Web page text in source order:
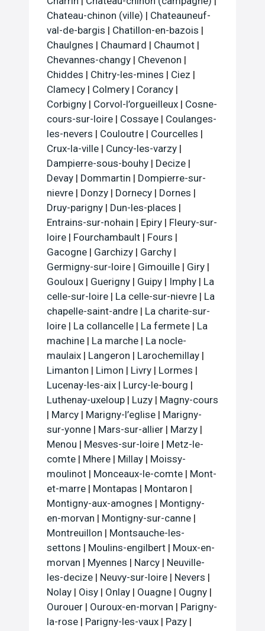
Chateau-chinon (ville) | Chateauneuf-
val-de-bargis | Chatillon-en-bazois |
Chaulgnes | Chaumard | Chaumot |
Chevannes-changy | Chevenon |
Chiddes | Chitry-les-mines | Ciez |
Clamecy | Colmery | Corancy |
Corbigny | Corvol-l’orgueilleux | Cosne-
cours-sur-loire | Cossaye | Coulanges-
les-nevers | Couloutre | Courcelles |
Crux-la-ville | Cuncy-les-varzy |
Dampierre-sous-bouhy | Decize |
Devay | Dommartin | Dompierre-sur-
nievre | Donzy | Dornecy | Dornes |
Druy-parigny | Dun-les-places |
Entrains-sur-nohain | Epiry | Fleury-sur-
loire | Fourchambault | Fours |
Gacogne | Garchizy | Garchy |
Germigny-sur-loire | Gimouille | Giry |
Gouloux | Guerigny | Guipy | Imphy | La
celle-sur-loire | La celle-sur-nievre | La
chapelle-saint-andre | La charite-sur-
loire | La collancelle | La fermete | La
machine | La marche | La nocle-
maulaix | Langeron | Larochemillay |
Limanton | Limon | Livry | Lormes |
Lucenay-les-aix | Lurcy-le-bourg |
Luthenay-uxeloup | Luzy | Magny-cours
| Marcy | Marigny-l’eglise | Marigny-
sur-yonne | Mars-sur-allier | Marzy |
Menou | Mesves-sur-loire | Metz-le-
comte | Mhere | Millay | Moissy-
moulinot | Monceaux-le-comte | Mont-
et-marre | Montapas | Montaron |
Montigny-aux-amognes | Montigny-
en-morvan | Montigny-sur-canne |
Montreuillon | Montsauche-les-
settons | Moulins-engilbert | Moux-en-
morvan | Myennes | Narcy | Neuville-
les-decize | Neuvy-sur-loire | Nevers |
Nolay | Oisy | Onlay | Ouagne | Ougny |
Ourouer | Ouroux-en-morvan | Parigny-
la-rose | Parigny-les-vaux | Pazy |